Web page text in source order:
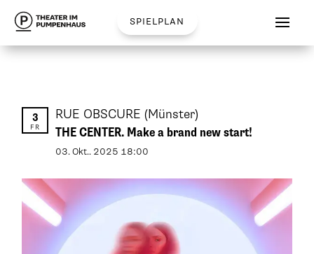
spielplan
3
FR
RUE OBSCURE(Münster)
THE CENTER. Make a brand new start!
03.Okt.. 2025 18:00